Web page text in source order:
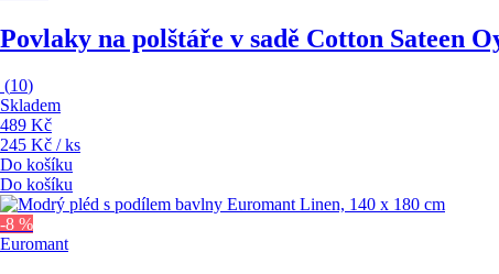
Povlaky na polštáře v sadě Cotton Sateen
(10)
Skladem
489 Kč
245 Kč / ks
Do košíku
Do košíku
-8 %
Euromant